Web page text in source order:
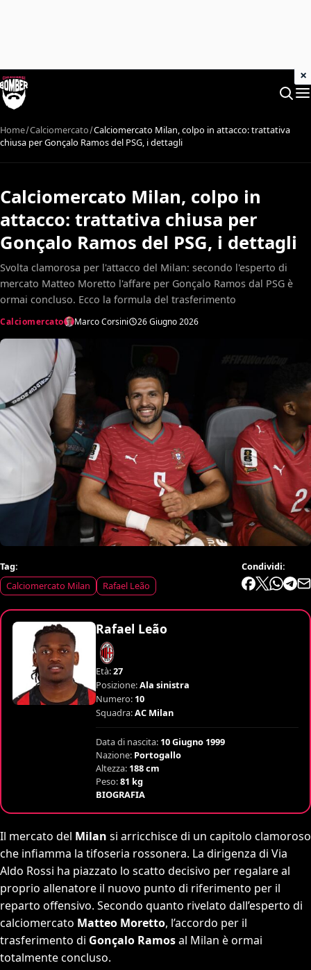
Home Calciomercato Calciomercato Milan, colpo in attacco: trattativa
chiusa per Gonçalo Ramos del PSG, i dettagli
Calciomercato Milan, colpo in
attacco: trattativa chiusa per
Gonçalo Ramos del PSG, i dettagli
Svolta clamorosa per l'attacco del Milan: secondo l'esperto di
mercato Matteo Moretto l'affare per Gonçalo Ramos dal PSG è
ormai concluso. Ecco la formula del trasferimento
Calciomercato Marco Corsini 26 Giugno 2026
Tag:
Calciomercato Milan
Rafael Leão
Condividi:
Rafael Leão
Età:27
Posizione:Ala sinistra
Numero: 10
Squadra:AC Milan
Data di nascita: 10 Giugno 1999
Nazione: Portogallo
Altezza: 188 cm
Peso:81 kg
BIOGRAFIA
Il mercato del Milan si arricchisce di un capitolo clamoroso
che infiamma la tifoseria rossonera. La dirigenza di Via
Aldo Rossi ha piazzato lo scatto decisivo per regalare al
proprio allenatore il nuovo punto di riferimento per il
reparto offensivo. Secondo quanto rivelato dall’esperto di
calciomercato Matteo Moretto, l’accordo per il
trasferimento di Gonçalo Ramosal Milan è ormai
totalmente concluso.
×